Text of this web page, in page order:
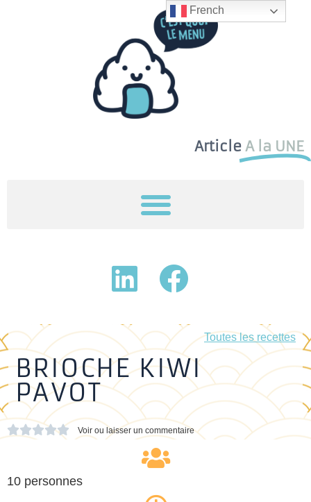
Article A la UNE
Toutes les recettes
BRIOCHE KIWI
PAVOT
 Voir ou laisser un commentaire
10 personnes
French